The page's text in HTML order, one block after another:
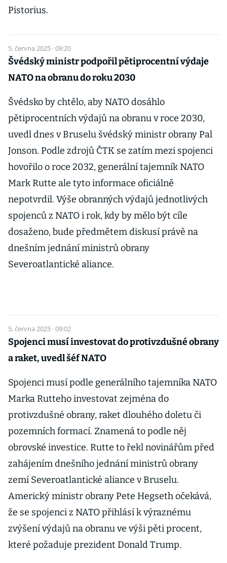
Pistorius.
5. června 2025 · 09:20
Švédský ministr podpořil pětiprocentní výdaje
NATO na obranu do roku 2030
Švédsko by chtělo, aby NATO dosáhlo
pětiprocentních výdajů na obranu v roce 2030,
uvedl dnes v Bruselu švédský ministr obrany Pal
Jonson. Podle zdrojů ČTK se zatím mezi spojenci
hovořilo o roce 2032, generální tajemník NATO
Mark Rutte ale tyto informace oficiálně
nepotvrdil. Výše obranných výdajů jednotlivých
spojenců z NATO i rok, kdy by mělo být cíle
dosaženo, bude předmětem diskusí právě na
dnešním jednání ministrů obrany
Severoatlantické aliance.
5. června 2025 · 09:02
Spojenci musí investovat do protivzdušné obrany
a raket, uvedl šéf NATO
Spojenci musí podle generálního tajemníka NATO
Marka Rutteho investovat zejména do
protivzdušné obrany, raket dlouhého doletu či
pozemních formací. Znamená to podle něj
obrovské investice. Rutte to řekl novinářům před
zahájením dnešního jednání ministrů obrany
zemí Severoatlantické aliance v Bruselu.
Americký ministr obrany Pete Hegseth očekává,
že se spojenci z NATO přihlásí k výraznému
zvýšení výdajů na obranu ve výši pěti procent,
které požaduje prezident Donald Trump.